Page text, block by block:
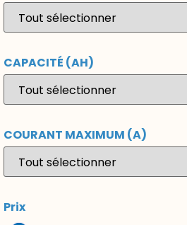
CAPACITÉ (AH)
COURANT MAXIMUM (A)
Prix